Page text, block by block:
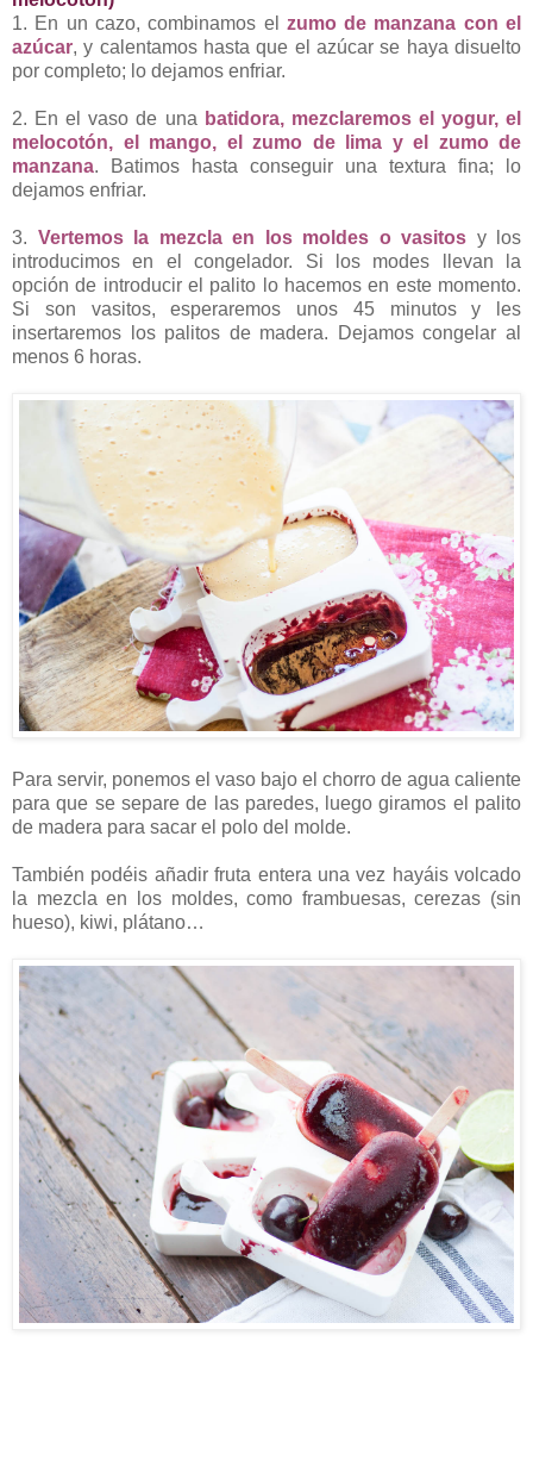
1. En un cazo, combinamos el zumo de manzana con el
azúcar, y calentamos hasta que el azúcar se haya disuelto
por completo; lo dejamos enfriar.
2. En el vaso de una batidora, mezclaremos el yogur, el
melocotón, el mango, el zumo de lima y el zumo de
manzana. Batimos hasta conseguir una textura fina; lo
dejamos enfriar.
3. Vertemos la mezcla en los moldes o vasitos y los
introducimos en el congelador. Si los modes llevan la
opción de introducir el palito lo hacemos en este momento.
Si son vasitos, esperaremos unos 45 minutos y les
insertaremos los palitos de madera. Dejamos congelar al
menos 6 horas.
Para servir, ponemos el vaso bajo el chorro de agua caliente
para que se separe de las paredes, luego giramos el palito
de madera para sacar el polo del molde.
También podéis añadir fruta entera una vez hayáis volcado
la mezcla en los moldes, como frambuesas, cerezas (sin
hueso), kiwi, plátano…